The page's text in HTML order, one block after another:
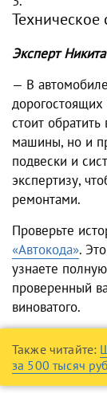
Техническое
Эксперт
— В
стоит
машины, но и
подвески и
экспертизу,
ремонтами.
Проверьте
«Автокода».
узнаете
проверенный
виноватого.
Также читайте:
за 500 тысяч